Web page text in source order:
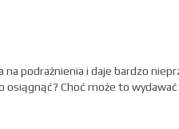
podrażnienia i daje bardzo
Choć może to